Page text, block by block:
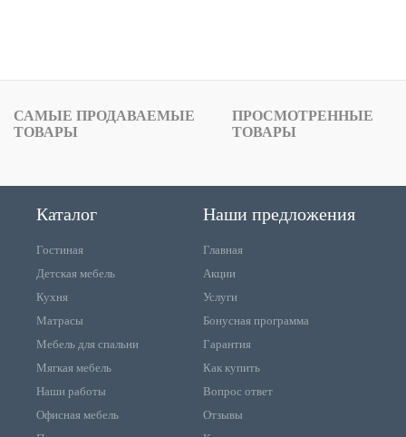
САМЫЕ ПРОДАВАЕМЫЕ
ТОВАРЫ
ПРОСМОТРЕННЫЕ
ТОВАРЫ
Каталог
Гостиная
Детская мебель
Кухня
Матрасы
Мебель для спальни
Мягкая мебель
Наши работы
Офисная мебель
Наши предложения
Главная
Акции
Услуги
Бонусная программа
Гарантия
Как купить
Вопрос ответ
Отзывы